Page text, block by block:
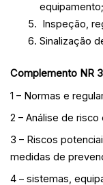
equipamento;
Inspeção,
Sinalização
Complemento NR
1 – Normas e
2 – Análise de
3 – Riscos
medidas de
4 – sistemas,